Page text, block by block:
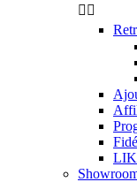
 